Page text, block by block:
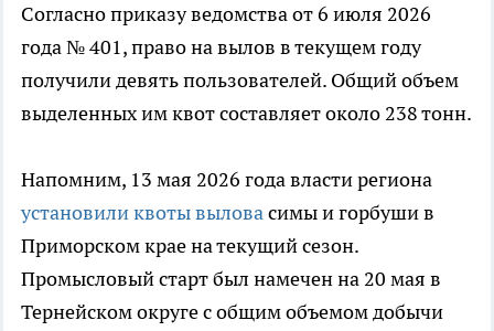
Согласно приказу ведомства от 6 июля 2026
года № 401, право на вылов в текущем году
получили девять пользователей. Общий объем
выделенных им квот составляет около 238 тонн.
Напомним, 13 мая 2026 года власти региона
установили квоты выловасимы и горбуши в
Приморском крае на текущий сезон.
Промысловый старт был намечен на 20 мая в
Тернейском округе с общим объемом добычи